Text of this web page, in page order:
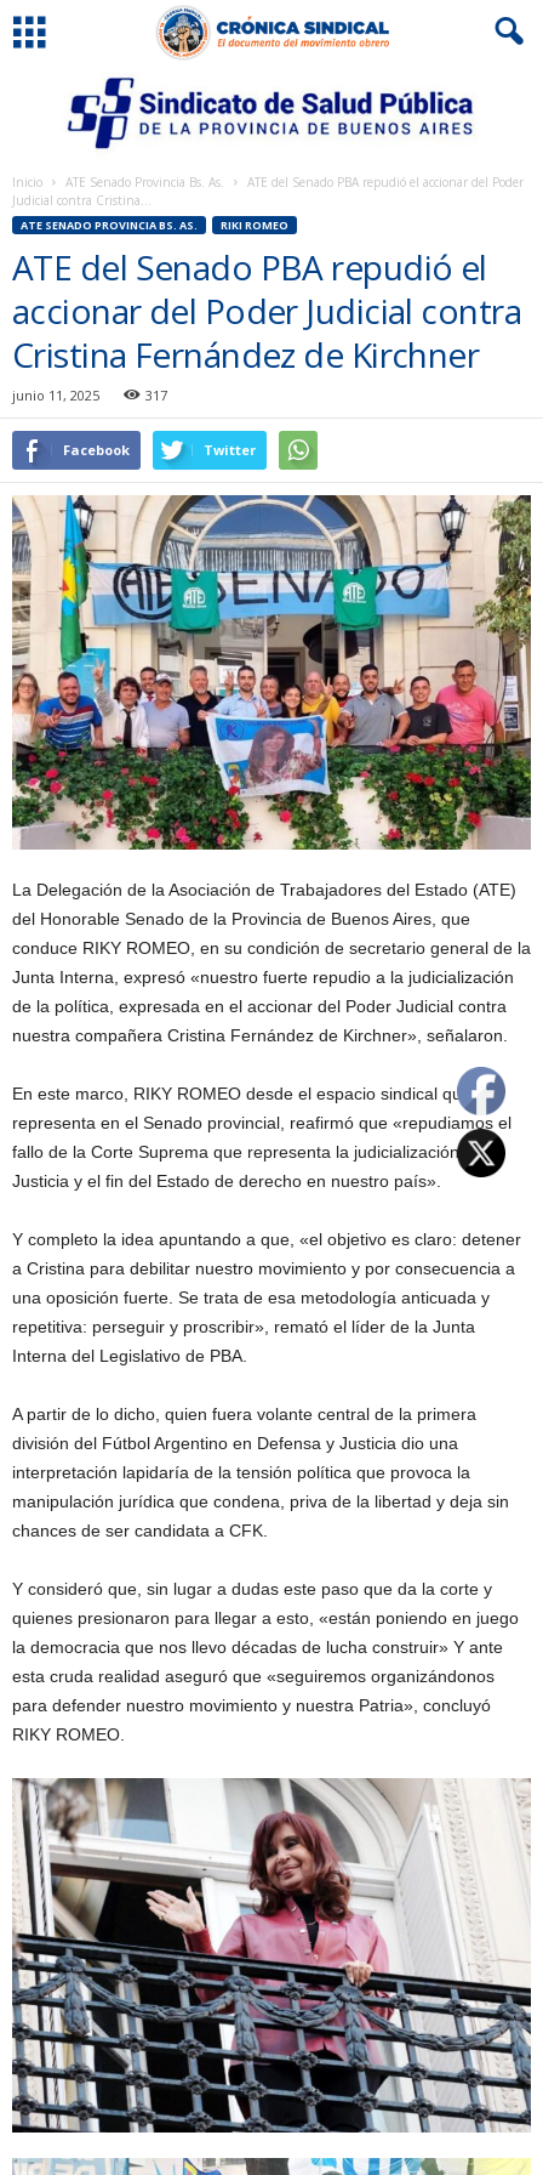
Inicio ATE Senado Provincia Bs. As.
ATE del Senado PBA repudió el accionar del Poder
Judicial contra Cristina...
ATE SENADO PROVINCIA BS. AS. RIKI ROMEO
ATE del Senado PBA repudió el
accionar del Poder Judicial contra
Cristina Fernández de Kirchner
junio 11, 2025 317
Facebook Twitter
La Delegación de la Asociación de Trabajadores del Estado (ATE)
del Honorable Senado de la Provincia de Buenos Aires, que
conduce RIKY ROMEO, en su condición de secretario general de la
Junta Interna, expresó «nuestro fuerte repudio a la judicialización
de la política, expresada en el accionar del Poder Judicial contra
nuestra compañera Cristina Fernández de Kirchner», señalaron.
En este marco, RIKY ROMEO desde el espacio sindical que
representa en el Senado provincial, reafirmó que «repudiamos el
fallo de la Corte Suprema que representa la judicialización de la
Justicia y el fin del Estado de derecho en nuestro país».
Y completo la idea apuntando a que, «el objetivo es claro: detener
a Cristina para debilitar nuestro movimiento y por consecuencia a
una oposición fuerte. Se trata de esa metodología anticuada y
repetitiva: perseguir y proscribir», remató el líder de la Junta
Interna del Legislativo de PBA.
A partir de lo dicho, quien fuera volante central de la primera
división del Fútbol Argentino en Defensa y Justicia dio una
interpretación lapidaría de la tensión política que provoca la
manipulación jurídica que condena, priva de la libertad y deja sin
chances de ser candidata a CFK.
Y consideró que, sin lugar a dudas este paso que da la corte y
quienes presionaron para llegar a esto, «están poniendo en juego
la democracia que nos llevo décadas de lucha construir» Y ante
esta cruda realidad aseguró que «seguiremos organizándonos
para defender nuestro movimiento y nuestra Patria», concluyó
RIKY ROMEO.